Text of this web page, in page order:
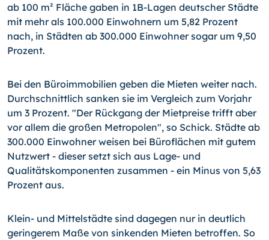
ab 100 m² Fläche gaben in 1B-Lagen deutscher Städte
mit mehr als 100.000 Einwohnern um 5,82 Prozent
nach, in Städten ab 300.000 Einwohner sogar um 9,50
Prozent.
Bei den Büroimmobilien geben die Mieten weiter nach.
Durchschnittlich sanken sie im Vergleich zum Vorjahr
um 3 Prozent. "Der Rückgang der Mietpreise trifft aber
vor allem die großen Metropolen", so Schick. Städte ab
300.000 Einwohner weisen bei Büroflächen mit gutem
Nutzwert - dieser setzt sich aus Lage- und
Qualitätskomponenten zusammen - ein Minus von 5,63
Prozent aus.
Klein- und Mittelstädte sind dagegen nur in deutlich
geringerem Maße von sinkenden Mieten betroffen. So